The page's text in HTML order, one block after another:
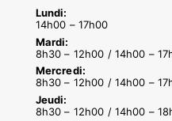
Lundi:
14h00 – 17h00
Mardi:
8h30 – 12h00 / 14h00 –
Mercredi:
8h30 – 12h00 / 14h00 –
Jeudi:
8h30 – 12h00 / 14h00 –